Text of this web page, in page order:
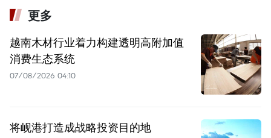
更多
越南木材行业着力构建透明高附加值
消费生态系统
07/08/2026 04:10
将岘港打造成战略投资目的地